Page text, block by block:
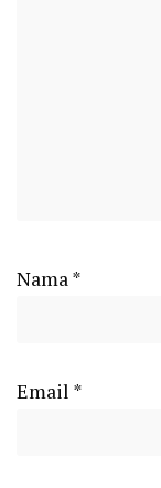
Nama*
Email *